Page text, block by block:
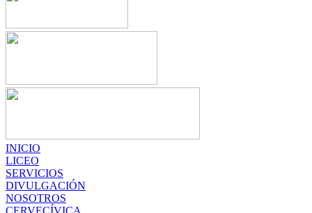
INICIO
LICEO
SERVICIOS
DIVULGACIÓN
NOSOTROS
CERVECÍVICA